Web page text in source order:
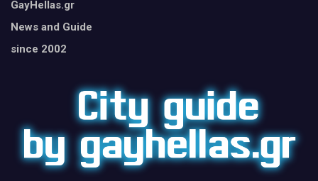
GayHellas.gr
News and Guide
since 2002